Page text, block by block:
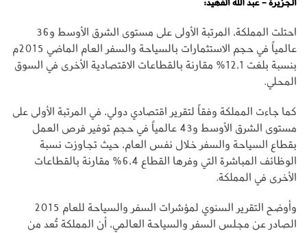
احتلت المملكة، المرتبة الأولى على مستوى الشرق الأوسط و36
عالمياً في حجم الاستثمارات بالسياحة والسفر العام الماضي 2015م
بنسبة بلغت 12،1% مقارنة بالقطاعات الاقتصادية الأخرى في السوق
المحلي.
كما جاءت المملكة وفقاً لتقرير اقتصادي دولي، في المرتبة الأولى على
مستوى الشرق الأوسط و43 عالمياً في حجم توفير فرص العمل
بقطاع السياحة والسفر خلال نفس العام، حيث تجاوزت نسبة
الوظائف المباشرة التي وفرها القطاع 6،4% مقارنة بالقطاعات
الأخرى في المملكة.
وأوضح التقرير السنوي لمؤشرات السفر والسياحة للعام 2015
الصادر عن مجلس السفر والسياحة العالمي، أن المملكة تُعد من